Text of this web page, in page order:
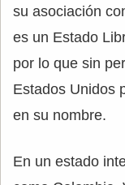
su asociación
es un Estado
por lo que sin
Estados Unidos
en su nombre.
En un estado